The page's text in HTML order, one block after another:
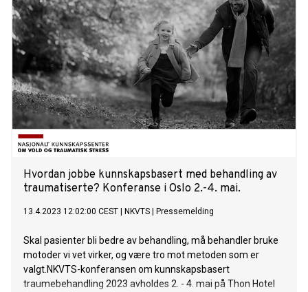
Hvordan jobbe kunnskapsbasert med behandling av
traumatiserte? Konferanse i Oslo 2.-4. mai.
13.4.2023 12:02:00 CEST NKVTS Pressemelding
Skal pasienter bli bedre av behandling, må behandler bruke
motoder vi vet virker, og være tro mot metoden som er
valgt.NKVTS-konferansen om kunnskapsbasert
traumebehandling 2023 avholdes 2. - 4. mai på Thon Hotel